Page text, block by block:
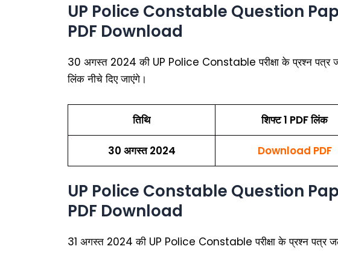
UP Police Constable Question
PDF Download
30 अगस्त 2024 की UP Police Constable परीक्षा के प्रश्न पत्र
लिंक नीचे दिए जाएंगे।
तिथि शिफ्ट 1 PDF लिंक
30 अगस्त 2024 Download PDF
UP Police Constable Question
PDF Download
31 अगस्त 2024 की UP Police Constable परीक्षा के प्रश्न पत्र